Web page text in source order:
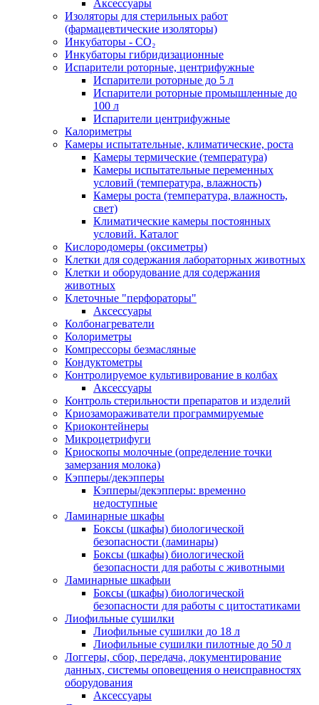
Аксессуары
Изоляторы для стерильных работ
(фармацевтические изоляторы)
Инкубаторы - CO₂
Инкубаторы гибридизационные
Испарители роторные, центрифужные
Испарители роторные до 5 л
Испарители роторные промышленные до
100 л
Испарители центрифужные
Калориметры
Камеры испытательные, климатические, роста
Камеры термические (температура)
Камеры испытательные переменных
условий (температура, влажность)
Камеры роста (температура, влажность,
свет)
Климатические камеры постоянных
условий. Каталог
Кислородомеры (оксиметры)
Клетки для содержания лабораторных животных
Клетки и оборудование для содержания
животных
Клеточные "перфораторы"
Аксессуары
Колбонагреватели
Колориметры
Компрессоры безмасляные
Кондуктометры
Контролируемое культивирование в колбах
Аксессуары
Контроль стерильности препаратов и изделий
Криозамораживатели программируемые
Криоконтейнеры
Микроцетрифуги
Криоскопы молочные (определение точки
замерзания молока)
Кэпперы/декэпперы
Кэпперы/декэпперы: временно
недоступные
Ламинарные шкафы
Боксы (шкафы) биологической
безопасности (ламинары)
Боксы (шкафы) биологической
безопасности для работы с животными
Ламинарные шкафыи
Боксы (шкафы) биологической
безопасности для работы с цитостатиками
Лиофильные сушилки
Лиофильные сушилки до 18 л
Лиофильные сушилки пилотные до 50 л
Логгеры, сбор, передача, документирование
данных, системы оповещения о неисправностях
оборудования
Аксессуары